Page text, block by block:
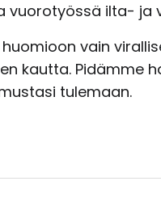
vuorotyössä ilta-
vain
kautta. Pidämme
tulemaan.